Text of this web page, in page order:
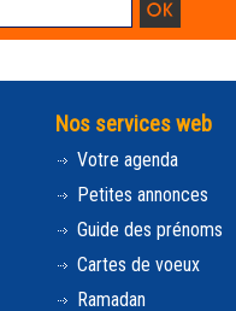
Nos services web
Votre agenda
Petites annonces
Guide des prénoms
Cartes de voeux
Ramadan